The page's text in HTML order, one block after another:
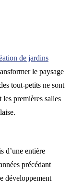
de jardins
le paysage
tout-petits ne sont
premières salles
d’une entière
précédant
développement